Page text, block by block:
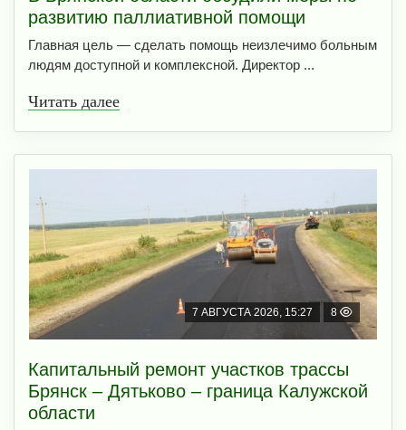
развитию паллиативной помощи
Главная цель — сделать помощь неизлечимо больным
людям доступной и комплексной. Директор ...
Читать далее
7 АВГУСТА 2026, 15:27 8
Капитальный ремонт участков трассы
Брянск – Дятьково – граница Калужской
области